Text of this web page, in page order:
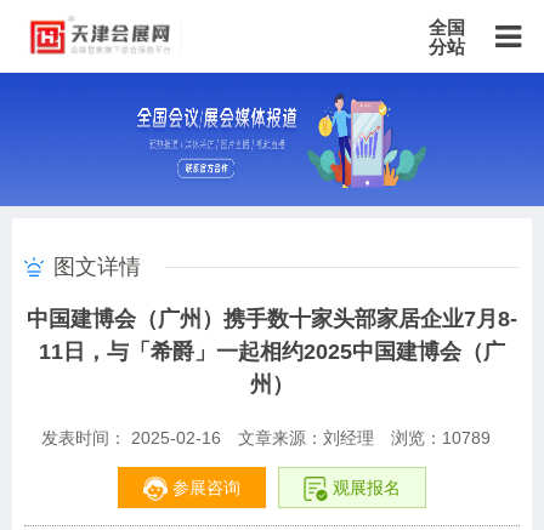
全国
分站
主站
广东站 重庆站 天津站 江苏站
河南站 河北站
甘肃站
新疆站
四川站
图文详情
中国建博会（广州）携手数十家头部家居企业7月8-
11日，与「希爵」一起相约2025中国建博会（广
州）
发表时间： 2025-02-16 文章来源：刘经理 浏览： 10789
参展咨询 观展报名